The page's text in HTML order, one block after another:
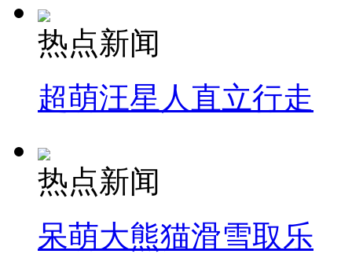
热点新闻
超萌汪星人直立行走
热点新闻
呆萌大熊猫滑雪取乐